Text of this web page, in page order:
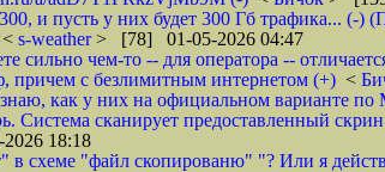
и пусть у них будет 300 Гб трафика... (-)
< s-weather> [78] 01-05-2026 04:47
сильно чем-то -- для оператора --
причем с безлимитным интернетом (+) <
как у них на официальном варианте
Система сканирует предоставленный
18:18
схеме "файл скопированю" "? Или я